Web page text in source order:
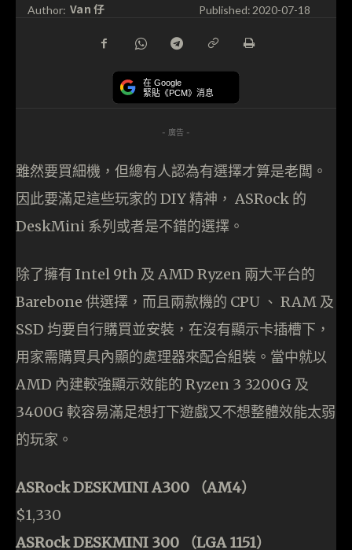
Author: Van 仔 Published: 2020-07-18
在 Google
緊貼《PCM》消息
- 廣告 -
雖然要買細機，但總有人認為有選擇才算是老闆。
因此要滿足這些玩家的 DIY 精神， ASRock 的
DeskMini 系列或者是不錯的選擇。
除了擁有 Intel 9th 及 AMD Ryzen 兩大平台的
Barebone 供選擇，而且兩款機的 CPU 、 RAM 及
SSD 均要自行購買並安裝，在沒有顯示卡插槽下，
用家需購買具內顯的處理器來配合組裝。當中就以
AMD 內建較強顯示效能的 Ryzen 3 3200G 及
3400G 較容易滿足想打下遊戲又不想整體效能太弱
的玩家。
ASRock DESKMINI A300 （AM4）
$1,330
ASRock DESKMINI 300 （LGA 1151）